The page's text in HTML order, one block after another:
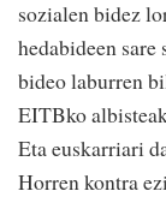
sozialen bidez
hedabideen
bideo laburren
EITBko
Eta euskarriari
Horren kontra